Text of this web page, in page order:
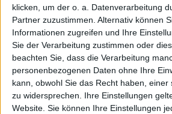
klicken, um der o. a. Datenverarbeitung
Partner zuzustimmen. Alternativ können
Informationen zugreifen und Ihre
Sie der Verarbeitung zustimmen oder
beachten Sie, dass die Verarbeitung
personenbezogenen Daten ohne Ihre
kann, obwohl Sie das Recht haben, einer
zu widersprechen. Ihre Einstellungen
Website. Sie können Ihre Einstellungen